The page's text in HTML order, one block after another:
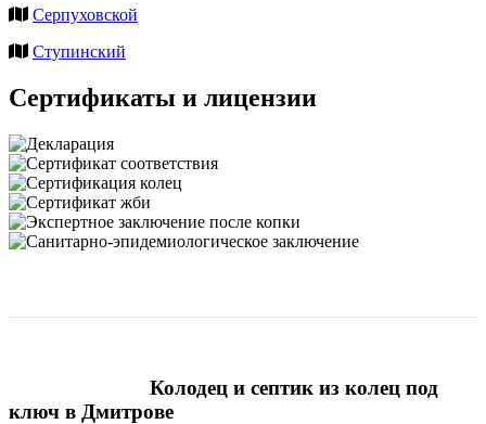
Серпуховской
Ступинский
Сертификаты и лицензии
Колодец и септик из колец под
ключ в Дмитрове